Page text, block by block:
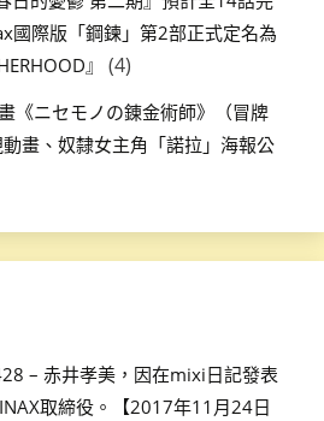
國際版「鋼鍊」第2部正式定名為
』
(4)
《ニセモノの錬金術師》（冒牌
畫、奴隸女主角「諾拉」海報公
– 赤井孝美，因在mixi日記發表
取締役。【2017年11月24日